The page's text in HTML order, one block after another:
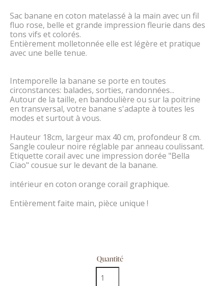
Sac banane en coton matelassé à la main avec un fil
fluo rose, belle et grande impression fleurie dans des
tons vifs et colorés.
Entièrement molletonnée elle est légère et pratique
avec une belle tenue.
Intemporelle la banane se porte en toutes
circonstances: balades, sorties, randonnées...
Autour de la taille, en bandoulière ou sur la poitrine
en transversal, votre banane s'adapte à toutes les
modes et surtout à vous.
Hauteur 18cm, largeur max 40 cm, profondeur 8 cm.
Sangle couleur noire réglable par anneau coulissant.
Etiquette corail avec une impression dorée "Bella
Ciao" cousue sur le devant de la banane.
intérieur en coton orange corail graphique.
Entièrement faite main, pièce unique !
Quantité